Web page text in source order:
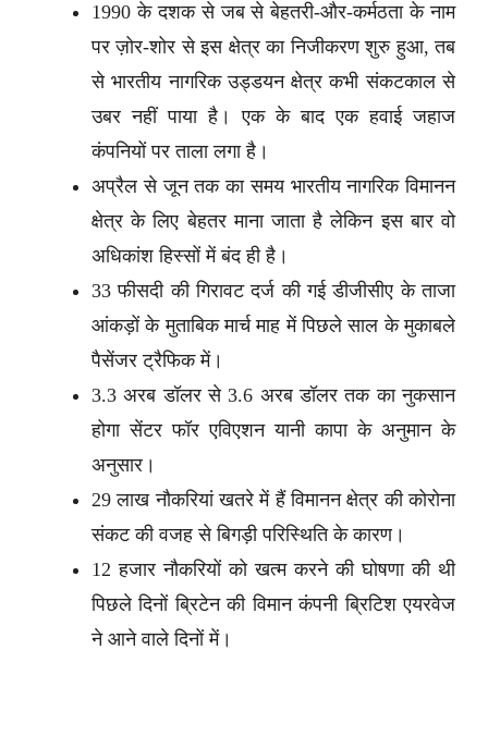
1990 के दशक से जब से बेहतरी-और-कर्मठता के नाम
पर ज़ोर-शोर से इस क्षेत्र का निजीकरण शुरु हुआ, तब
से भारतीय नागरिक उड्डयन क्षेत्र कभी संकटकाल से
उबर नहीं पाया है। एक के बाद एक हवाई जहाज
कंपनियों पर ताला लगा है।
अप्रैल से जून तक का समय भारतीय नागरिक विमानन
क्षेत्र के लिए बेहतर माना जाता है लेकिन इस बार वो
अधिकांश हिस्सों में बंद ही है।
33 फीसदी की गिरावट दर्ज की गई डीजीसीए के ताजा
आंकड़ों के मुताबिक मार्च माह में पिछले साल के मुकाबले
पैसेंजर ट्रैफिक में।
3.3 अरब डॉलर से 3.6 अरब डॉलर तक का नुकसान
होगा सेंटर फॉर एविएशन यानी कापा के अनुमान के
अनुसार।
29 लाख नौकरियां खतरे में हैं विमानन क्षेत्र की कोरोना
संकट की वजह से बिगड़ी परिस्थिति के कारण।
12 हजार नौकरियों को खत्म करने की घोषणा की थी
पिछले दिनों ब्रिटेन की विमान कंपनी ब्रिटिश एयरवेज
ने आने वाले दिनों में।